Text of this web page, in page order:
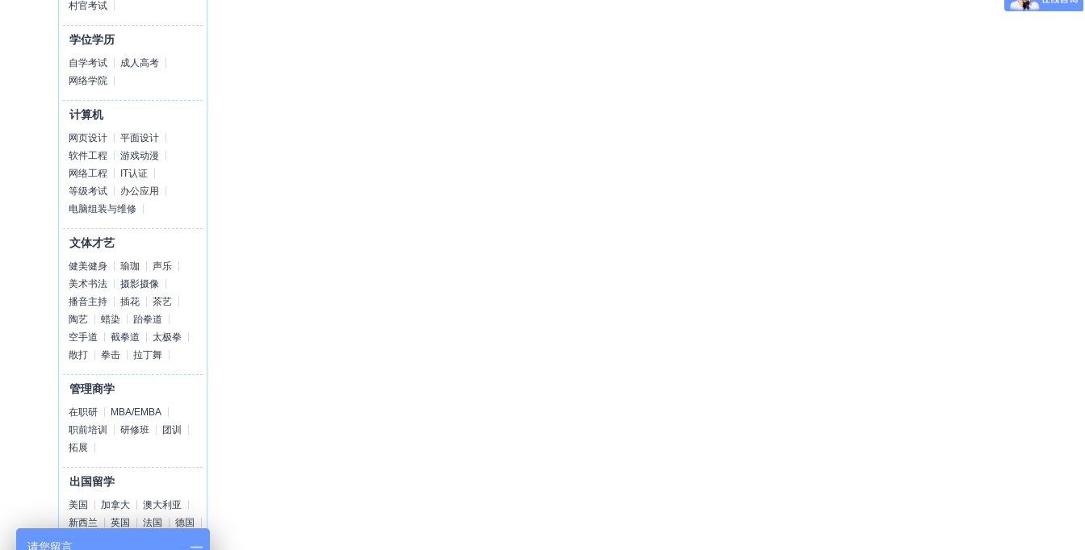
村官考试
学位学历
自学考试
成人高考
网络学院
计算机
网页设计
平面设计
软件工程
游戏动漫
网络工程
IT认证
等级考试
办公应用
电脑组装与维修
文体才艺
健美健身 瑜珈
声乐
美术书法
摄影摄像
播音主持
插花
茶艺
陶艺
蜡染
跆拳道
空手道
截拳道
太极拳
散打
拳击 拉丁舞
管理商学
在职研
MBA/EMBA
职前培训
研修班
团训
拓展
出国留学
美国 加拿大
澳大利亚
新西兰
英国 法国
德国
荷兰
请您留言